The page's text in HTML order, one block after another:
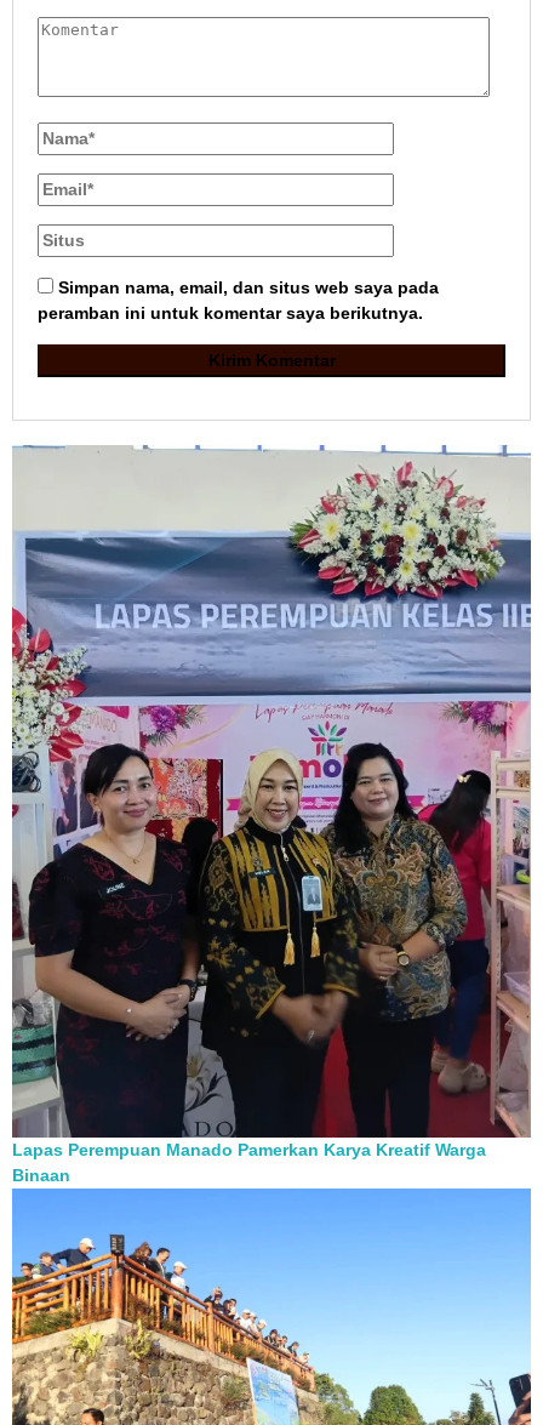
Simpan nama, email, dan situs web saya pada
peramban ini untuk komentar saya berikutnya.
Lapas Perempuan Manado Pamerkan Karya Kreatif Warga
Binaan